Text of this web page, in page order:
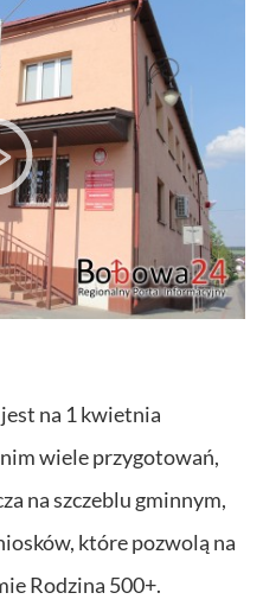
na 1 kwietnia
wiele przygotowań,
na szczeblu gminnym,
które pozwolą na
Rodzina 500+.